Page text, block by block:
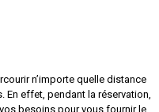
n’importe quelle distance
En effet, pendant la réservation,
besoins pour vous fournir le